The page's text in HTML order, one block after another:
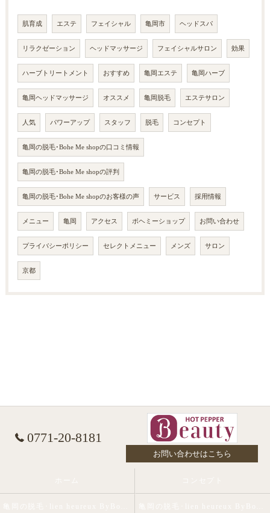
肌育成 エステ フェイシャル 亀岡市 ヘッドスパ
リラクゼーション ヘッドマッサージ フェイシャルサロン 効果
ハーブトリートメント おすすめ 亀岡エステ 亀岡ハーブ
亀岡ヘッドマッサージ オススメ 亀岡脱毛 エステサロン
人気 パワーアップ スタッフ 脱毛 コンセプト
亀岡の脱毛･Bohe Me shopの口コミ情報
亀岡の脱毛･Bohe Me shopの評判
亀岡の脱毛･Bohe Me shopのお客様の声 サービス 採用情報
メニュー 亀岡 アクセス ボヘミーショップ お問い合わせ
プライバシーポリシー セレクトメニュー メンズ サロン
京都
0771-20-8181
お問い合わせはこちら